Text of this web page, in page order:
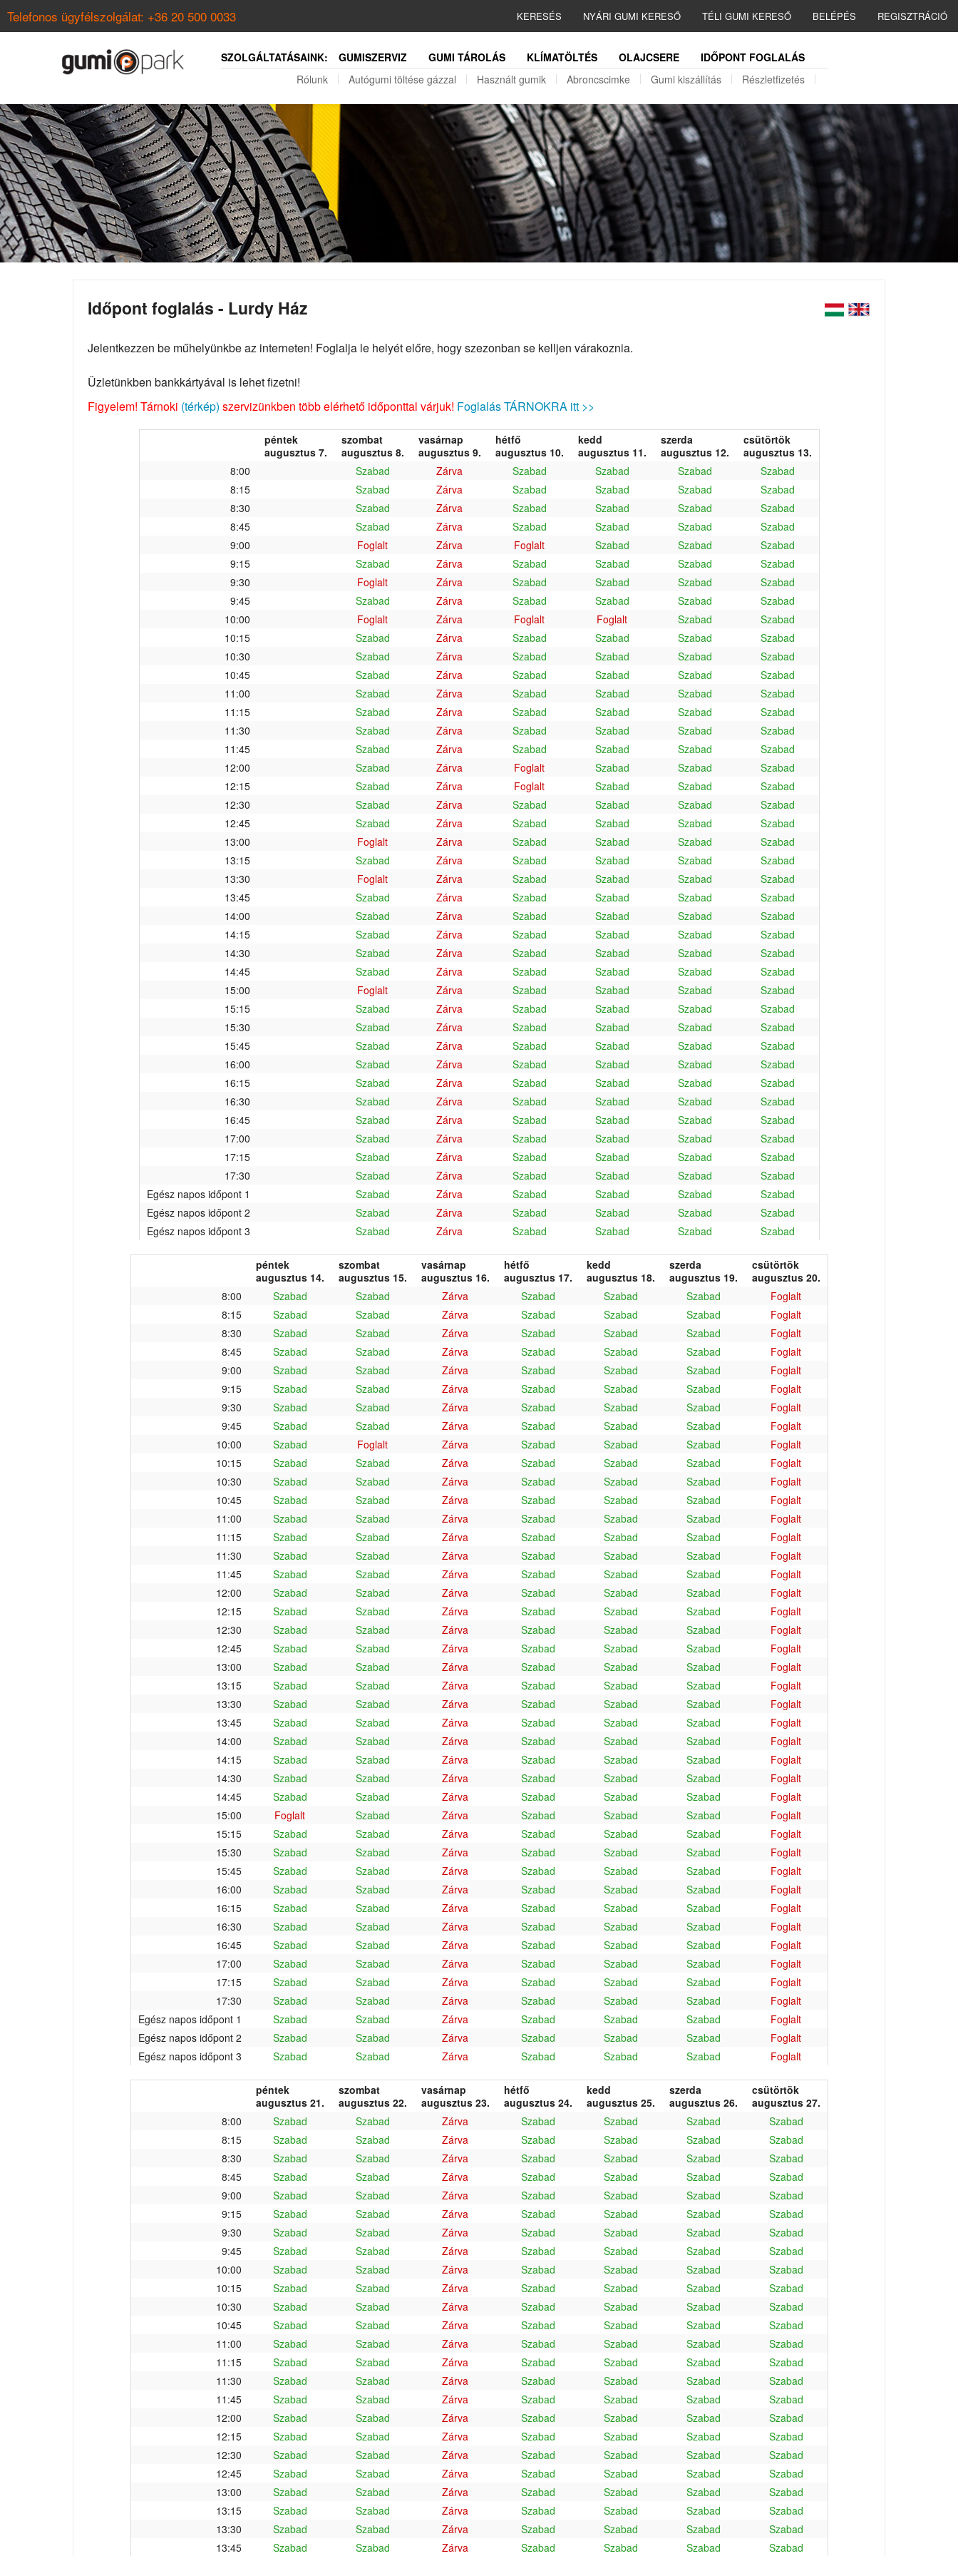
Telefonos ügyfélszolgálat: +36 20 500 0033 KERESÉS NYÁRI GUMI KERESŐ TÉLI GUMI KERESŐ BELÉPÉS REGISZTRÁCIÓ
SZOLGÁLTATÁSAINK: GUMISZERVIZ GUMI TÁROLÁS KLÍMATÖLTÉS OLAJCSERE
IDŐPONT FOGLALÁS
Rólunk
Autógumi töltése gázzal Használt gumik Abroncscimke Gumi kiszállítás Részletfizetés
Időpont foglalás - Lurdy Ház
Jelentkezzen be műhelyünkbe az interneten! Foglalja le helyét előre, hogy szezonban se kelljen várakoznia.
Üzletünkben bankkártyával is lehet fizetni!
Figyelem! Tárnoki (térkép) szervizünkben több elérhető időponttal várjuk! Foglalás TÁRNOKRA itt >>
péntek
augusztus 7.
szombat
augusztus 8.
vasárnap
augusztus 9.
hétfő
augusztus 10.
kedd
augusztus 11.
szerda
augusztus 12.
csütörtök
augusztus 13.
8:00
Szabad Zárva Szabad Szabad Szabad
Szabad
8:15
Szabad Zárva Szabad Szabad Szabad
Szabad
8:30
Szabad Zárva Szabad Szabad Szabad
Szabad
8:45
Szabad Zárva Szabad Szabad Szabad
Szabad
9:00
Foglalt Zárva Foglalt Szabad Szabad
Szabad
9:15
Szabad Zárva Szabad Szabad Szabad
Szabad
9:30
Foglalt Zárva Szabad Szabad Szabad
Szabad
9:45
Szabad Zárva Szabad Szabad Szabad
Szabad
10:00
Foglalt Zárva Foglalt Foglalt Szabad
Szabad
10:15
Szabad Zárva Szabad Szabad Szabad
Szabad
10:30
Szabad Zárva Szabad Szabad Szabad
Szabad
10:45
Szabad Zárva Szabad Szabad Szabad
Szabad
11:00
Szabad Zárva Szabad Szabad Szabad
Szabad
11:15
Szabad Zárva Szabad Szabad Szabad
Szabad
11:30
Szabad Zárva Szabad Szabad Szabad
Szabad
11:45
Szabad Zárva Szabad Szabad Szabad
Szabad
12:00
Szabad Zárva Foglalt Szabad Szabad
Szabad
12:15
Szabad Zárva Foglalt Szabad Szabad
Szabad
12:30
Szabad Zárva Szabad Szabad Szabad
Szabad
12:45
Szabad Zárva Szabad Szabad Szabad
Szabad
13:00
Foglalt Zárva Szabad Szabad Szabad
Szabad
13:15
Szabad Zárva Szabad Szabad Szabad
Szabad
13:30
Foglalt Zárva Szabad Szabad Szabad
Szabad
13:45
Szabad Zárva Szabad Szabad Szabad
Szabad
14:00
Szabad Zárva Szabad Szabad Szabad
Szabad
14:15
Szabad Zárva Szabad Szabad Szabad
Szabad
14:30
Szabad Zárva Szabad Szabad Szabad
Szabad
14:45
Szabad Zárva Szabad Szabad Szabad
Szabad
15:00
Foglalt Zárva Szabad Szabad Szabad
Szabad
15:15
Szabad Zárva Szabad Szabad Szabad
Szabad
15:30
Szabad Zárva Szabad Szabad Szabad
Szabad
15:45
Szabad Zárva Szabad Szabad Szabad
Szabad
16:00
Szabad Zárva Szabad Szabad Szabad
Szabad
16:15
Szabad Zárva Szabad Szabad Szabad
Szabad
16:30
Szabad Zárva Szabad Szabad Szabad
Szabad
16:45
Szabad Zárva Szabad Szabad Szabad
Szabad
17:00
Szabad Zárva Szabad Szabad Szabad
Szabad
17:15
Szabad Zárva Szabad Szabad Szabad
Szabad
17:30
Szabad Zárva Szabad Szabad Szabad
Szabad
Egész napos időpont 1
Szabad Zárva Szabad Szabad Szabad
Szabad
Egész napos időpont 2
Szabad Zárva Szabad Szabad Szabad
Szabad
Egész napos időpont 3
Szabad Zárva Szabad Szabad Szabad Szabad
péntek
augusztus 14.
szombat
augusztus 15.
vasárnap
augusztus 16.
hétfő
augusztus 17.
kedd
augusztus 18.
szerda
augusztus 19.
csütörtök
augusztus 20.
8:00
Szabad Szabad Zárva Szabad Szabad Szabad
Foglalt
8:15
Szabad Szabad Zárva Szabad Szabad Szabad
Foglalt
8:30
Szabad Szabad Zárva Szabad Szabad Szabad
Foglalt
8:45
Szabad Szabad Zárva Szabad Szabad Szabad
Foglalt
9:00
Szabad Szabad Zárva Szabad Szabad Szabad
Foglalt
9:15
Szabad Szabad Zárva Szabad Szabad Szabad
Foglalt
9:30
Szabad Szabad Zárva Szabad Szabad Szabad
Foglalt
9:45
Szabad Szabad Zárva Szabad Szabad Szabad
Foglalt
10:00
Szabad Foglalt Zárva Szabad Szabad Szabad
Foglalt
10:15
Szabad Szabad Zárva Szabad Szabad Szabad
Foglalt
10:30
Szabad Szabad Zárva Szabad Szabad Szabad
Foglalt
10:45
Szabad Szabad Zárva Szabad Szabad Szabad
Foglalt
11:00
Szabad Szabad Zárva Szabad Szabad Szabad
Foglalt
11:15
Szabad Szabad Zárva Szabad Szabad Szabad
Foglalt
11:30
Szabad Szabad Zárva Szabad Szabad Szabad
Foglalt
11:45
Szabad Szabad Zárva Szabad Szabad Szabad
Foglalt
12:00
Szabad Szabad Zárva Szabad Szabad Szabad
Foglalt
12:15
Szabad Szabad Zárva Szabad Szabad Szabad
Foglalt
12:30
Szabad Szabad Zárva Szabad Szabad Szabad
Foglalt
12:45
Szabad Szabad Zárva Szabad Szabad Szabad
Foglalt
13:00
Szabad Szabad Zárva Szabad Szabad Szabad
Foglalt
13:15
Szabad Szabad Zárva Szabad Szabad Szabad
Foglalt
13:30
Szabad Szabad Zárva Szabad Szabad Szabad
Foglalt
13:45
Szabad Szabad Zárva Szabad Szabad Szabad
Foglalt
14:00
Szabad Szabad Zárva Szabad Szabad Szabad
Foglalt
14:15
Szabad Szabad Zárva Szabad Szabad Szabad
Foglalt
14:30
Szabad Szabad Zárva Szabad Szabad Szabad
Foglalt
14:45
Szabad Szabad Zárva Szabad Szabad Szabad
Foglalt
15:00
Foglalt Szabad Zárva Szabad Szabad Szabad
Foglalt
15:15
Szabad Szabad Zárva Szabad Szabad Szabad
Foglalt
15:30
Szabad Szabad Zárva Szabad Szabad Szabad
Foglalt
15:45
Szabad Szabad Zárva Szabad Szabad Szabad
Foglalt
16:00
Szabad Szabad Zárva Szabad Szabad Szabad
Foglalt
16:15
Szabad Szabad Zárva Szabad Szabad Szabad
Foglalt
16:30
Szabad Szabad Zárva Szabad Szabad Szabad
Foglalt
16:45
Szabad Szabad Zárva Szabad Szabad Szabad
Foglalt
17:00
Szabad Szabad Zárva Szabad Szabad Szabad
Foglalt
17:15
Szabad Szabad Zárva Szabad Szabad Szabad
Foglalt
17:30
Szabad Szabad Zárva Szabad Szabad Szabad
Foglalt
Egész napos időpont 1
Szabad Szabad Zárva Szabad Szabad Szabad
Foglalt
Egész napos időpont 2
Szabad Szabad Zárva Szabad Szabad Szabad
Foglalt
Egész napos időpont 3
Szabad Szabad Zárva Szabad Szabad Szabad Foglalt
péntek
augusztus 21.
szombat
augusztus 22.
vasárnap
augusztus 23.
hétfő
augusztus 24.
kedd
augusztus 25.
szerda
augusztus 26.
csütörtök
augusztus 27.
8:00
Szabad Szabad Zárva Szabad Szabad Szabad
Szabad
8:15
Szabad Szabad Zárva Szabad Szabad Szabad
Szabad
8:30
Szabad Szabad Zárva Szabad Szabad Szabad
Szabad
8:45
Szabad Szabad Zárva Szabad Szabad Szabad
Szabad
9:00
Szabad Szabad Zárva Szabad Szabad Szabad
Szabad
9:15
Szabad Szabad Zárva Szabad Szabad Szabad
Szabad
9:30
Szabad Szabad Zárva Szabad Szabad Szabad
Szabad
9:45
Szabad Szabad Zárva Szabad Szabad Szabad
Szabad
10:00
Szabad Szabad Zárva Szabad Szabad Szabad
Szabad
10:15
Szabad Szabad Zárva Szabad Szabad Szabad
Szabad
10:30
Szabad Szabad Zárva Szabad Szabad Szabad
Szabad
10:45
Szabad Szabad Zárva Szabad Szabad Szabad
Szabad
11:00
Szabad Szabad Zárva Szabad Szabad Szabad
Szabad
11:15
Szabad Szabad Zárva Szabad Szabad Szabad
Szabad
11:30
Szabad Szabad Zárva Szabad Szabad Szabad
Szabad
11:45
Szabad Szabad Zárva Szabad Szabad Szabad
Szabad
12:00
Szabad Szabad Zárva Szabad Szabad Szabad
Szabad
12:15
Szabad Szabad Zárva Szabad Szabad Szabad
Szabad
12:30
Szabad Szabad Zárva Szabad Szabad Szabad
Szabad
12:45
Szabad Szabad Zárva Szabad Szabad Szabad
Szabad
13:00
Szabad Szabad Zárva Szabad Szabad Szabad
Szabad
13:15
Szabad Szabad Zárva Szabad Szabad Szabad
Szabad
13:30
Szabad Szabad Zárva Szabad Szabad Szabad
Szabad
13:45
Szabad Szabad Zárva Szabad Szabad Szabad Szabad